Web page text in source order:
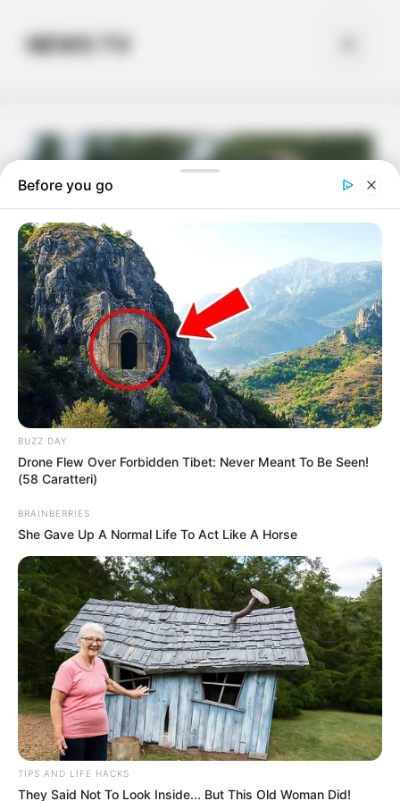
contentNEWS TV
“J’ai laissé Antoine
ce matin” : Mélanie
(Mariés au premier
regard) séparée de
son mari à son
départ de son
Before you go
BUZZ DAY
Drone Flew Over Forbidden Tibet: Never Meant To Be Seen!
(58 Caratteri)
BRAINBERRIES
She Gave Up A Normal Life To Act Like A Horse
TIPS AND LIFE HACKS
They Said Not To Look Inside... But This Old Woman Did!